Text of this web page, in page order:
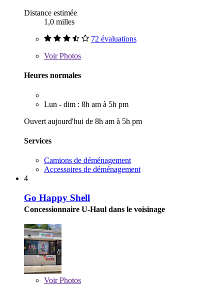
Distance estimée
1,0 milles
72 évaluations
VoirPhotos
Heures normales
Lun - dim : 8h am à 5h pm
Ouvert aujourd'hui de 8h am à 5h pm
Services
Camions de déménagement
Accessoires de déménagement
4
Go Happy Shell
Concessionnaire U-Haul dans le voisinage
VoirPhotos